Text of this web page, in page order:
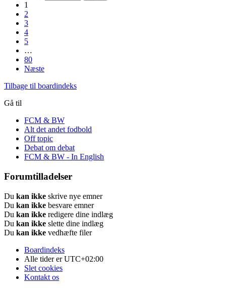
1
2
3
4
5
…
80
Næste
Tilbage til boardindeks
Gå til
FCM & BW
Alt det andet fodbold
Off topic
Debat om debat
FCM & BW - In English
Forumtilladelser
Du kan ikke skrive nye emner
Du kan ikke besvare emner
Du kan ikke redigere dine indlæg
Du kan ikke slette dine indlæg
Du kan ikke vedhæfte filer
Boardindeks
Alle tider erUTC+02:00
Slet cookies
Kontakt os